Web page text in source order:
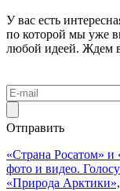
У вас есть
по которой мы уже
любой идеей. Ждем
Отправить
«Страна Росатом» и
фото и видео.
«Природа